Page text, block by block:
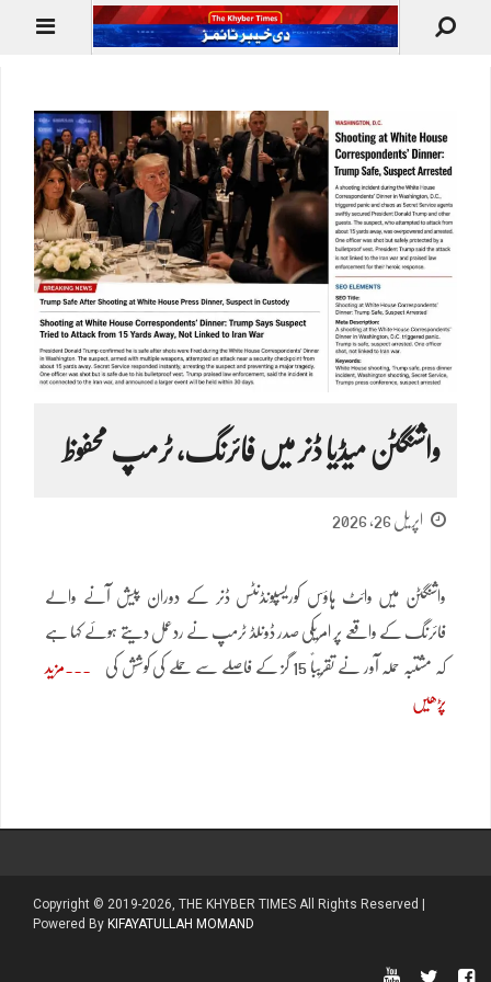
واشنگٹن میڈیا ڈنر میں فائرنگ، ٹرمپ محفوظ
اپریل 26, 2026
واشنگٹن میں وائٹ ہاؤس کوریسپونڈنٹس ڈنر کے دوران پیش آنے والے
فائرنگ کے واقعے پر امریکی صدر ڈونلڈ ٹرمپ نے ردعمل دیتے ہوئے کہا ہے
کہ مشتبہ حملہ آور نے تقریباً 15 گز کے فاصلے سے حملے کی کوشش کی مزید
پڑھیں
Copyright © 2019-2026, THE KHYBER TIMES All Rights Reserved |
Powered By KIFAYATULLAH MOMAND